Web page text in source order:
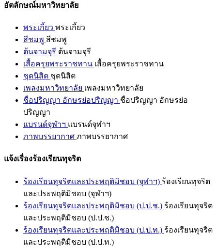
อัตลักษณ์มหาวิทยาลัย
พระเกี้ยว พระเกี้ยว
สีชมพู สีชมพู
ต้นจามจุรี ต้นจามจุรี
เสื้อครุยพระราชทาน เสื้อครุยพระราชทาน
ชุดนิสิต ชุดนิสิต
เพลงมหาวิทยาลัย เพลงมหาวิทยาลัย
ชื่อปริญญา อักษรย่อปริญญา ชื่อปริญญา อักษรย่อ
ปริญญา
แบรนด์จุฬาฯ แบรนด์จุฬาฯ
ภาพบรรยากาศ ภาพบรรยากาศ
แจ้งเรื่องร้องเรียนทุจริต
ร้องเรียนทุจริตและประพฤติมิชอบ (จุฬาฯ) ร้องเรียนทุจริต
และประพฤติมิชอบ (จุฬาฯ)
ร้องเรียนทุจริตและประพฤติมิชอบ (ป.ป.ช.) ร้องเรียนทุจริต
และประพฤติมิชอบ (ป.ป.ช.)
ร้องเรียนทุจริตและประพฤติมิชอบ (ป.ป.ท.) ร้องเรียนทุจริต
และประพฤติมิชอบ (ป.ป.ท.)